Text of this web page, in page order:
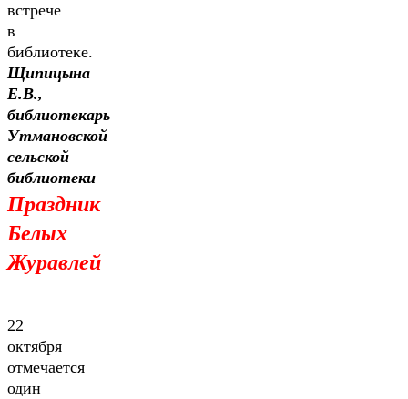
встрече
в
библиотеке.
Щипицына
Е.В.,
библиотекарь
Утмановской
сельской
библиотеки
Праздник
Белых
Журавлей
22
октября
отмечается
один